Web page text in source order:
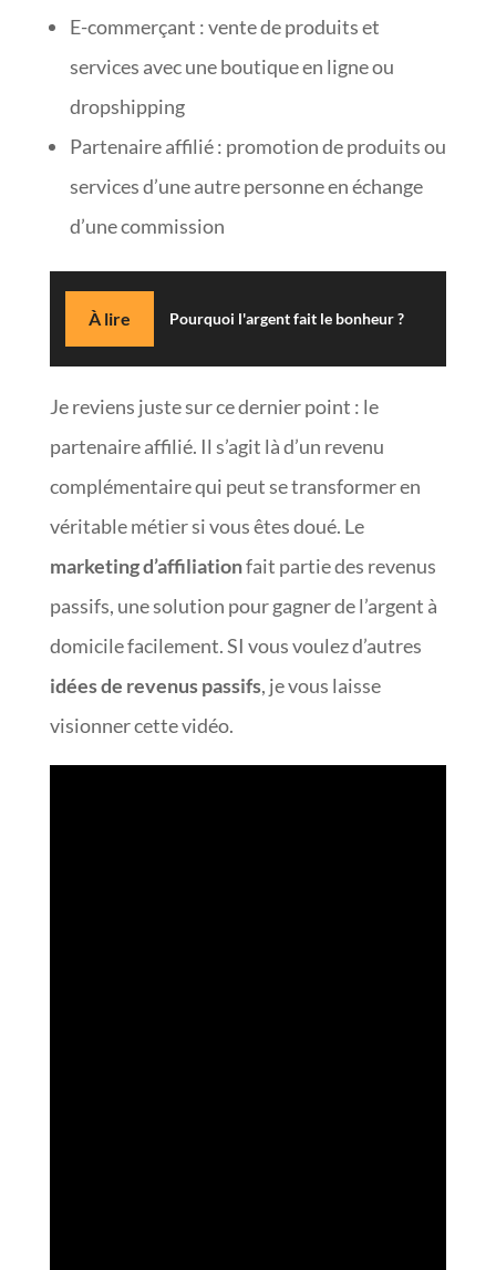
E-commerçant : vente de produits et
services avec une boutique en ligne ou
dropshipping
Partenaire affilié : promotion de produits ou
services d’une autre personne en échange
d’une commission
À lire Pourquoi l'argent fait le bonheur ?
Je reviens juste sur ce dernier point : le
partenaire affilié. Il s’agit là d’un revenu
complémentaire qui peut se transformer en
véritable métier si vous êtes doué. Le
marketing d’affiliationfait partie des revenus
passifs, une solution pour gagner de l’argent à
domicile facilement. SI vous voulez d’autres
idées de revenus passifs, je vous laisse
visionner cette vidéo.